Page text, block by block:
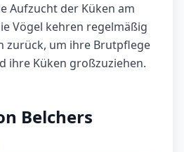
Aufzucht der Küken am
Vögel kehren regelmäßig
zurück, um ihre Brutpflege
ihre Küken großzuziehen.
Belchers